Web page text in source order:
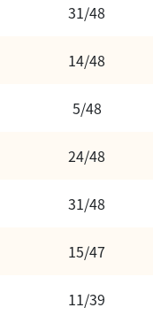
31/48
14/48
5/48
24/48
31/48
15/47
11/39